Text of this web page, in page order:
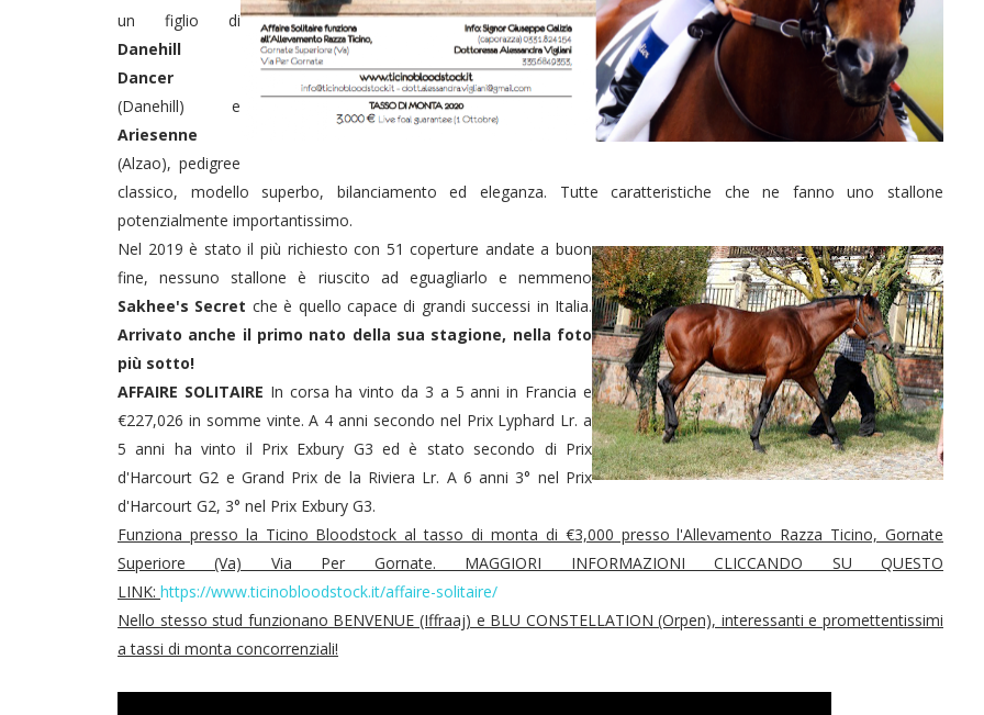
un figlio di
Danehill
Dancer
(Danehill) e
Ariesenne
(Alzao), pedigree
classico, modello superbo, bilanciamento ed eleganza. Tutte caratteristiche che ne fanno uno stallone
potenzialmente importantissimo.
Nel 2019 è stato il più richiesto con 51 coperture andate a buon
fine, nessuno stallone è riuscito ad eguagliarlo e nemmeno
Sakhee's Secret che è quello capace di grandi successi in Italia.
Arrivato anche il primo nato della sua stagione, nella foto
più sotto!
AFFAIRE SOLITAIRE In corsa ha vinto da 3 a 5 anni in Francia e
€227,026 in somme vinte. A 4 anni secondo nel Prix Lyphard Lr. a
5 anni ha vinto il Prix Exbury G3 ed è stato secondo di Prix
d'Harcourt G2 e Grand Prix de la Riviera Lr. A 6 anni 3° nel Prix
d'Harcourt G2, 3° nel Prix Exbury G3.
Funziona presso la Ticino Bloodstock al tasso di monta di €3,000 presso l'Allevamento Razza Ticino, Gornate
Superiore (Va) Via Per Gornate. MAGGIORI INFORMAZIONI CLICCANDO SU QUESTO
LINK: https://www.ticinobloodstock.it/affaire-solitaire/
Nello stesso stud funzionano BENVENUE (Iffraaj) e BLU CONSTELLATION (Orpen), interessanti e promettentissimi
a tassi di monta concorrenziali!